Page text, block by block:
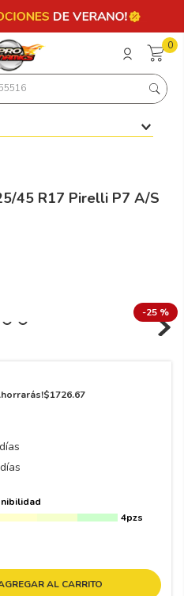
0
2055516
45 R17 Pirelli P7 A/S
-25 %
$1726.67
4pzs
AL CARRITO
Términos más buscados
.
7 195 65 15